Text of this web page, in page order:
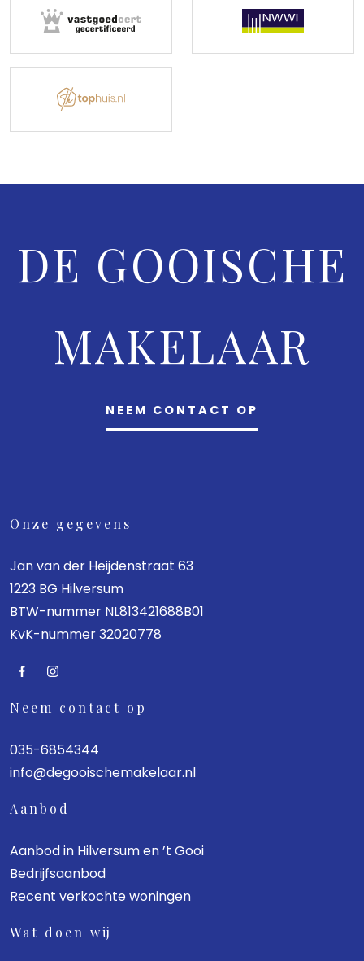
DE GOOISCHE
MAKELAAR
NEEM CONTACT OP
Onze gegevens
Jan van der Heijdenstraat 63
1223 BG Hilversum
BTW-nummer NL813421688B01
KvK-nummer 32020778
Neem contact op
035-6854344
info@degooischemakelaar.nl
Aanbod
Aanbod in Hilversum en ’t Gooi
Bedrijfsaanbod
Recent verkochte woningen
Wat doen wij